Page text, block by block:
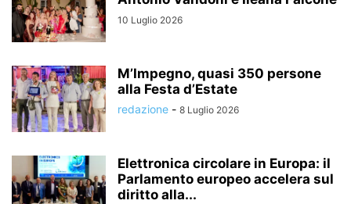
10 Luglio 2026
M’Impegno, quasi 350 persone
alla Festa d’Estate
redazione - 8 Luglio 2026
Elettronica circolare in Europa: il
Parlamento europeo accelera sul
diritto alla...